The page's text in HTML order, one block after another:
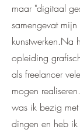
maar "digitaal
samengevat
kunstwerken.Na
opleiding
als freelancer
mogen
was ik bezig
dingen en heb